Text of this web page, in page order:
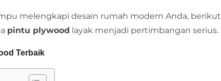
melengkapi desain rumah modern Anda, berikut
pintu plywood layak menjadi pertimbangan serius.
Terbaik